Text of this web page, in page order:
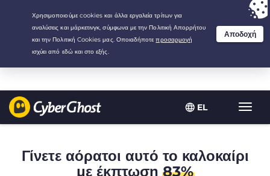
EL
Your choice:The Best Dealfor 2.1666666666667-years at $
/month
Γίνετε αόρατοι αυτό το καλοκαίρι
με έκπτωση83%